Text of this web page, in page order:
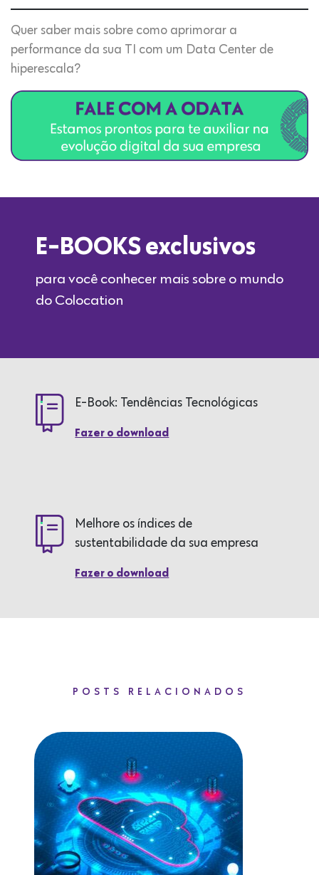
Quer saber mais sobre como aprimorar a
performance da sua TI com um Data Center de
hiperescala?
E-BOOKS exclusivos
para você conhecer mais sobre o mundo
do Colocation
E-Book: Tendências Tecnológicas
Fazer o download
Melhore os índices de
sustentabilidade da sua empresa
Fazer o download
POSTS RELACIONADOS